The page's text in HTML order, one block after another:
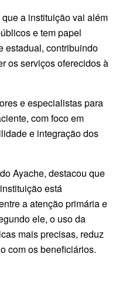
a instituição vai além
e tem papel
estadual, contribuindo
os serviços oferecidos à
e especialistas para
com foco em
e integração dos
Ayache, destacou que
está
a atenção primária e
ele, o uso da
mais precisas, reduz
com os beneficiários.